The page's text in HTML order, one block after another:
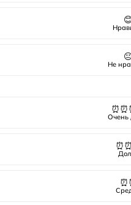
Не
Очень